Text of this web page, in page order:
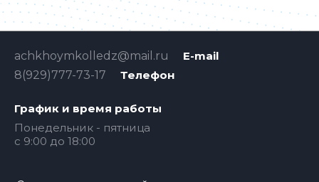
E-mail
achkhoymkolledz@mail.ru
Телефон
8(929)777-73-17
График и время работы
Понедельник - пятница
с 9:00 до 18:00